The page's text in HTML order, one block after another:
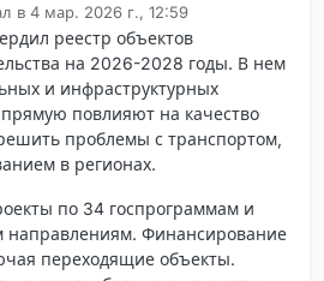
в 4 мар. 2026 г., 12:59
реестр объектов
на 2026-2028 годы. В нем
и инфраструктурных
повлияют на качество
проблемы с транспортом,
в регионах.
по 34 госпрограммам и
Финансирование
переходящие объекты.